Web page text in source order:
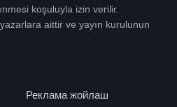
koşuluyla izin verilir.
aittir ve yayın kurulunun
Реклама жойлаш